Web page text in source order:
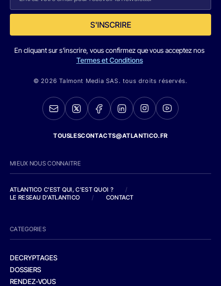
S'INSCRIRE
En cliquant sur s'inscrire, vous confirmez que vous acceptez nos
Termes et Conditions
© 2026 Talmont Media SAS. tous droits réservés.
TOUSLESCONTACTS@ATLANTICO.FR
MIEUX NOUS CONNAITRE
ATLANTICO C'EST QUI, C'EST QUOI ?
/
LE RESEAU D'ATLANTICO
/ CONTACT
CATEGORIES
DECRYPTAGES
DOSSIERS
RENDEZ-VOUS